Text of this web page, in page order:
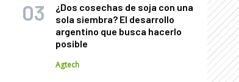
¿Dos cosechas de soja con una
sola siembra? El desarrollo
argentino que busca hacerlo
posible
Agtech